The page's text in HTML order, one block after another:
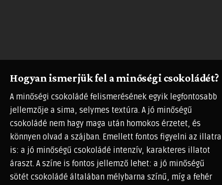
Hogyan ismerjük fel a minőségi csokoládét?
A minőségi csokoládé felismerésének egyik legfontosabb
jellemzője a sima, selymes textúra. A jó minőségű
csokoládé nem hagy maga után homokos érzetet, és
könnyen olvad a szájban. Emellett fontos figyelni az illatra
is: a jó minőségű csokoládé intenzív, karakteres illatot
áraszt. A színe is fontos jellemző lehet: a jó minőségű
sötét csokoládé általában mélybarna színű, míg a fehér